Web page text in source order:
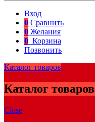
Вход
0 Сравнить
0 Желания
0 Корзина
Позвонить
Каталог товаров
Каталог товаров
Close